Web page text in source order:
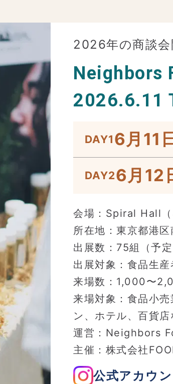
2026年の商談会
Neighbors
2026.6.11
DAY1 6月11
DAY26月12
会場：Spiral Hall（
所在地：東京都港
出展数：75組（予定
出展対象：食品生
来場数：1,000〜
来場対象：食品小
ン、ホテル、百貨店
運営：Neighbors
主催：株式会社
公式アカウン